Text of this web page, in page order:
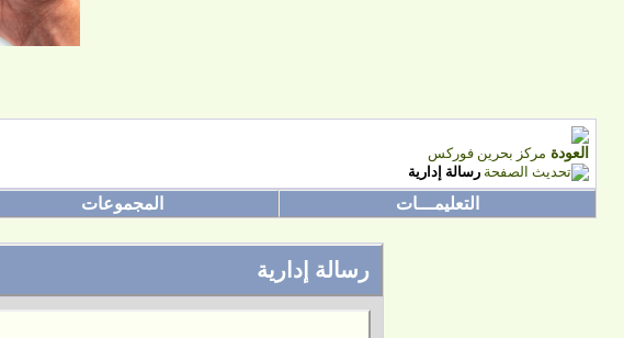
مركز بحرين فوركس
رسالة إدارية
التعليمـــات المجموعات
رسالة إدارية